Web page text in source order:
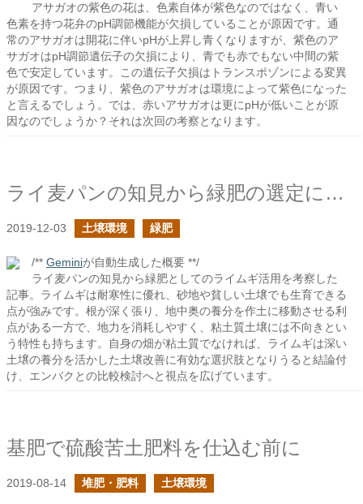
アサガオの紫色の花は、色素自体が紫色なのではなく、青い
色素を持つ花弁のpH調節機能が欠損していることが原因です。通
常のアサガオは開花に伴いpHが上昇し青くなりますが、紫色のア
サガオはpH調節遺伝子の欠損により、青でも赤でもない中間の紫
色で安定しています。この遺伝子欠損はトランスポゾンによる変異
が原因です。つまり、紫色のアサガオは環境によって紫色になった
と言えるでしょう。では、赤いアサガオは更にpHが低いことが原
因なのでしょうか？それは次回の考察となります。
ライ麦パンの知見から緑肥の選定に活かせるか？
2019-12-03 土壌環境 緑肥
/** Geminiが自動生成した概要 **/
ライ麦パンの知見から緑肥としてのライムギ活用を考察した
記事。ライムギは耐寒性に優れ、砂地や貧しい土壌でも生育できる
点が強みです。根が深く張り、地中奥の養分を作土に移動させる利
点がある一方で、地力を消耗しやすく、粘土質土壌には不向きとい
う特性も持ちます。自身の畑が粘土質でなければ、ライムギは深い
土壌の養分を活かした土壌改善に有効な選択肢となりうると結論付
け、エンバクとの比較検討へと視点を広げています。
基肥で硫酸苦土肥料を仕込む前に
2019-08-14 堆肥・肥料 土壌環境